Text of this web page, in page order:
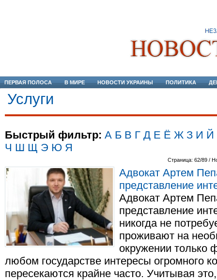
ПЕРВАЯ ПОЛОСА В МИРЕ НОВОСТИ УКРАИНЫ ПОЛИТИКА
Услуги
Быстрый фильтр: А Б В Г Д Е Ё Ж З И Й
Ч Ш Щ Э Ю Я
Страница: 62/89 /
Адвокат Артем
представление
Адвокат Артем
представление
никогда не
проживают на
окружении
любом государстве интересы огромного
пересекаются крайне часто. Учитывая